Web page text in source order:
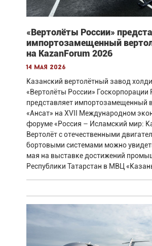
«Вертолёты России»
импортозамещенный
на KazanForum 2026
14 мая 2026
Казанский вертолётный завод
«Вертолёты России» Госкорпорации
представляет импортозамещенный
«Ансат» на XVII Международном
форуме «Россия – Исламский мир:
Вертолёт с отечественными
бортовыми системами можно
мая на выставке достижений
Республики Татарстан в МВЦ